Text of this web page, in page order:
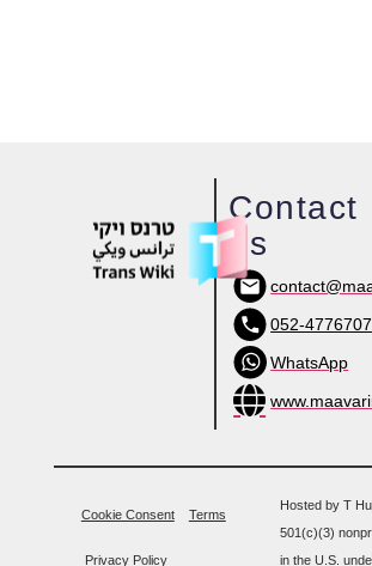
Contact
us
052-4776707
WhatsApp
Hosted by T
501(c)(3)
in the U.S.
Cookie Consent Terms
Privacy Policy